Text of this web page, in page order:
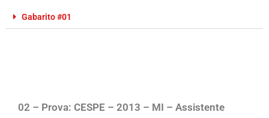
Gabarito #01
02 – Prova: CESPE – 2013 – MI – Assistente